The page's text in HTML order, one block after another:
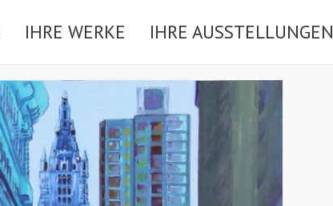
IHRE WERKE IHRE AUSSTELLUNGEN